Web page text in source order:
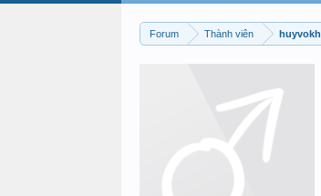
Forum Thành viên